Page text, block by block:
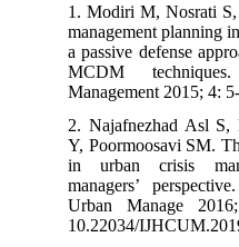
1. Modiri M, Nosrati
management
a passive defense
MCDM
Management 2015; 4:
2. Najafnezhad Asl
Y, Poormoosavi SM.
in urban crisis
managers’
Urban Manage
10.22034/